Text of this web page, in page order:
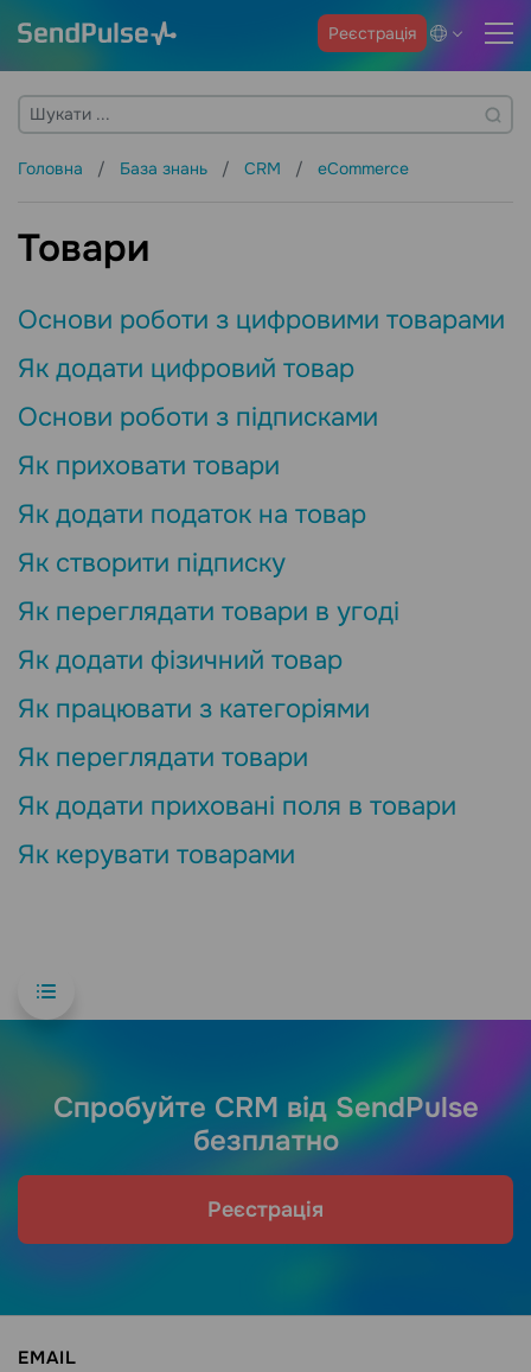
Реєстрація
Головна База знань CRM eCommerce
Товари
Основи роботи з цифровими товарами
Як додати цифровий товар
Основи роботи з підписками
Як приховати товари
Як додати податок на товар
Як створити підписку
Як переглядати товари в угоді
Як додати фізичний товар
Як працювати з категоріями
Як переглядати товари
Як додати приховані поля в товари
Як керувати товарами
Спробуйте CRM від SendPulse
безплатно
Реєстрація
EMAIL